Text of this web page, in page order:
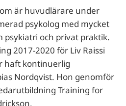
är huvudlärare under
psykolog med mycket
psykiatri och privat praktik.
2017-2020 för Liv Raissi
haft kontinuerlig
Nordqvist. Hon genomför
Training for